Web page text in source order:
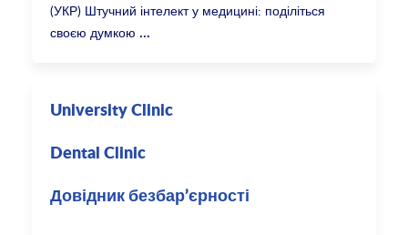
(УКР) Штучний інтелект у медицині: поділіться
своєю думкою
University Clinic
Dental Clinic
Довідник безбар’єрності